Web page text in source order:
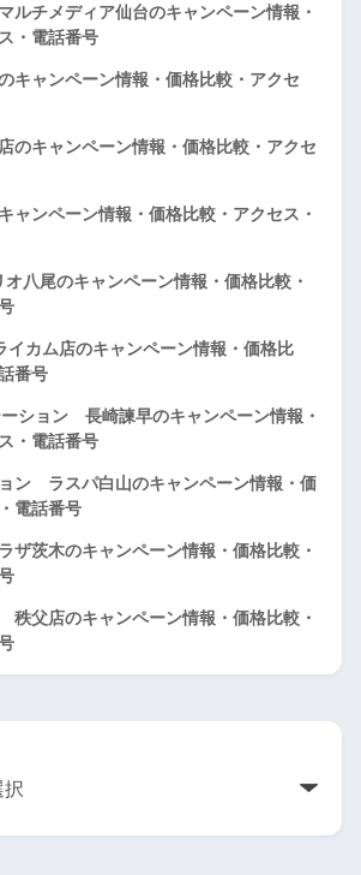
チメディア仙台のキャンペーン情報・
・電話番号
キャンペーン情報・価格比較・アクセ
のキャンペーン情報・価格比較・アクセ
ンペーン情報・価格比較・アクセス・
八尾のキャンペーン情報・価格比較・
カム店のキャンペーン情報・価格比
番号
ション 長崎諫早のキャンペーン情報・
・電話番号
ン ラスパ白山のキャンペーン情報・価
電話番号
茨木のキャンペーン情報・価格比較・
父店のキャンペーン情報・価格比較・